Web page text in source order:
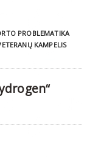
PROBLEMATIKA
KAMPELIS